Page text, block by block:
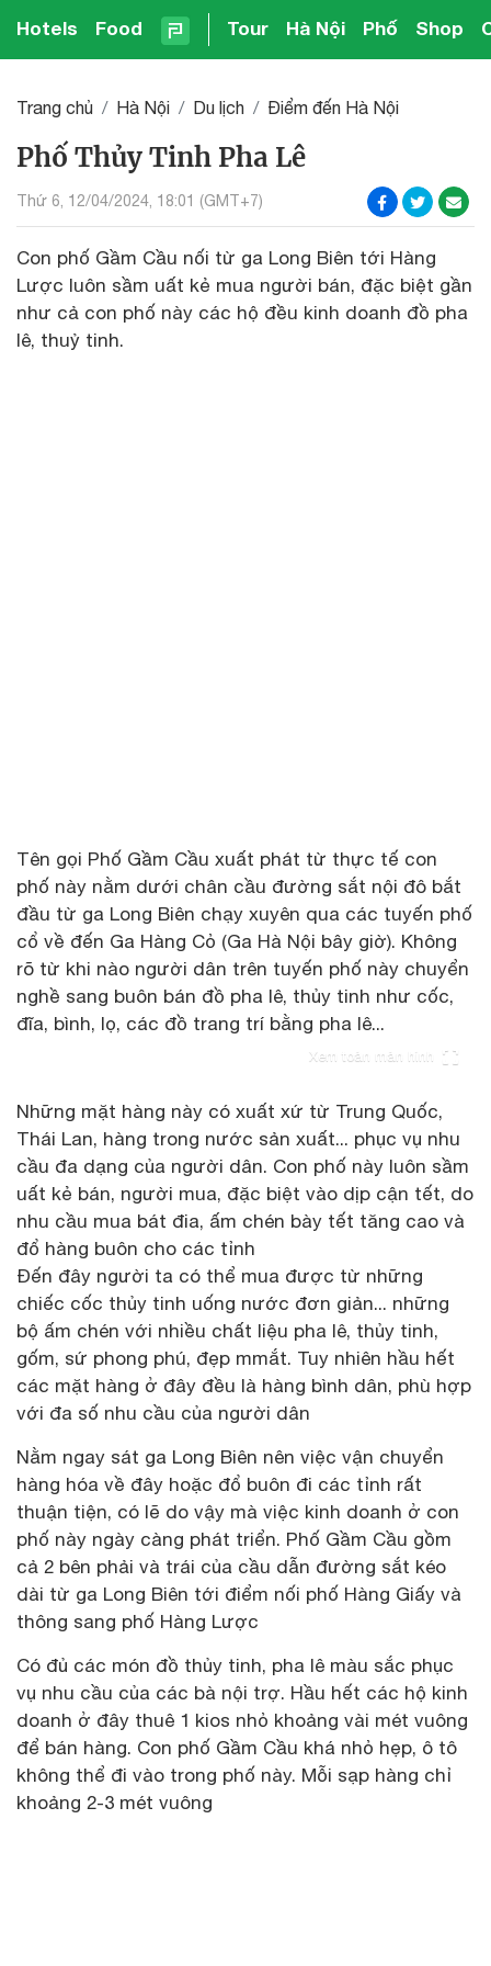
Hotels Food Tour Hà Nội Phố Shop
Trang chủ Hà Nội Du lịch Điểm đến Hà Nội
Phố Thủy Tinh Pha Lê
Thứ 6, 12/04/2024, 18:01 (GMT+7)
Con phố Gầm Cầu nối từ ga Long Biên tới Hàng
Lược luôn sầm uất kẻ mua người bán, đặc biệt gần
như cả con phố này các hộ đều kinh doanh đồ pha
lê, thuỷ tinh.
Tên gọi Phố Gầm Cầu xuất phát từ thực tế con
phố này nằm dưới chân cầu đường sắt nội đô bắt
đầu từ ga Long Biên chạy xuyên qua các tuyến phố
cổ về đến Ga Hàng Cỏ (Ga Hà Nội bây giờ). Không
rõ từ khi nào người dân trên tuyến phố này chuyển
nghề sang buôn bán đồ pha lê, thủy tinh như cốc,
đĩa, bình, lọ, các đồ trang trí bằng pha lê...
Xem toàn màn hình
Những mặt hàng này có xuất xứ từ Trung Quốc,
Thái Lan, hàng trong nước sản xuất... phục vụ nhu
cầu đa dạng của người dân. Con phố này luôn sầm
uất kẻ bán, người mua, đặc biệt vào dịp cận tết, do
nhu cầu mua bát đia, ấm chén bày tết tăng cao và
đổ hàng buôn cho các tỉnh
Đến đây người ta có thể mua được từ những
chiếc cốc thủy tinh uống nước đơn giản... những
bộ ấm chén với nhiều chất liệu pha lê, thủy tinh,
gốm, sứ phong phú, đẹp mmắt. Tuy nhiên hầu hết
các mặt hàng ở đây đều là hàng bình dân, phù hợp
với đa số nhu cầu của người dân
Nằm ngay sát ga Long Biên nên việc vận chuyển
hàng hóa về đây hoặc đổ buôn đi các tỉnh rất
thuận tiện, có lẽ do vậy mà việc kinh doanh ở con
phố này ngày càng phát triển. Phố Gầm Cầu gồm
cả 2 bên phải và trái của cầu dẫn đường sắt kéo
dài từ ga Long Biên tới điểm nối phố Hàng Giấy và
thông sang phố Hàng Lược
Có đủ các món đồ thủy tinh, pha lê màu sắc phục
vụ nhu cầu của các bà nội trợ. Hầu hết các hộ kinh
doanh ở đây thuê 1 kios nhỏ khoảng vài mét vuông
để bán hàng. Con phố Gầm Cầu khá nhỏ hẹp, ô tô
không thể đi vào trong phố này. Mỗi sạp hàng chỉ
khoảng 2-3 mét vuông